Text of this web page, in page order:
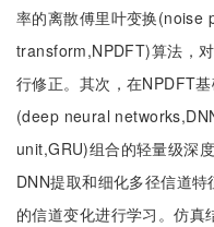
率的离散傅里叶变换
transform,NPDFT)算法，
行修正。其次，在NPDFT
(deep neural
unit,GRU)组合的轻量级深
DNN提取和细化多径信道
的信道变化进行学习。仿